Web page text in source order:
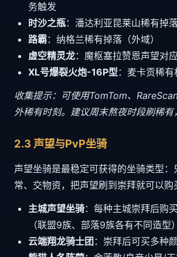
务触发
时沙之瓶：潘达利亚昆莱山稀有掉
路霸：纳格兰稀有掉落（外域）
虚空精灵龙：魔枢塞拉赞恩声望对
XL号爆裂火炮-16P型：麦卡贡稀
收集提示：可使用TomTom、
外稀有时刻。建议周末熬夜时段刷稀有
2.3 声望与PvP坐骑
声望坐骑是最稳定可获得的坐骑类型：
常、交物资，把声望刷到崇拜就可以购
主城声望坐骑：每种主城崇拜后购
（联盟9族、部落9族各有不同造型）
云端翔龙骑士团 ：崇拜后可买多种